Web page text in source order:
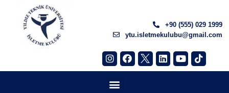
+90 (555) 029 1999
ytu.isletmekulubu@gmail.com